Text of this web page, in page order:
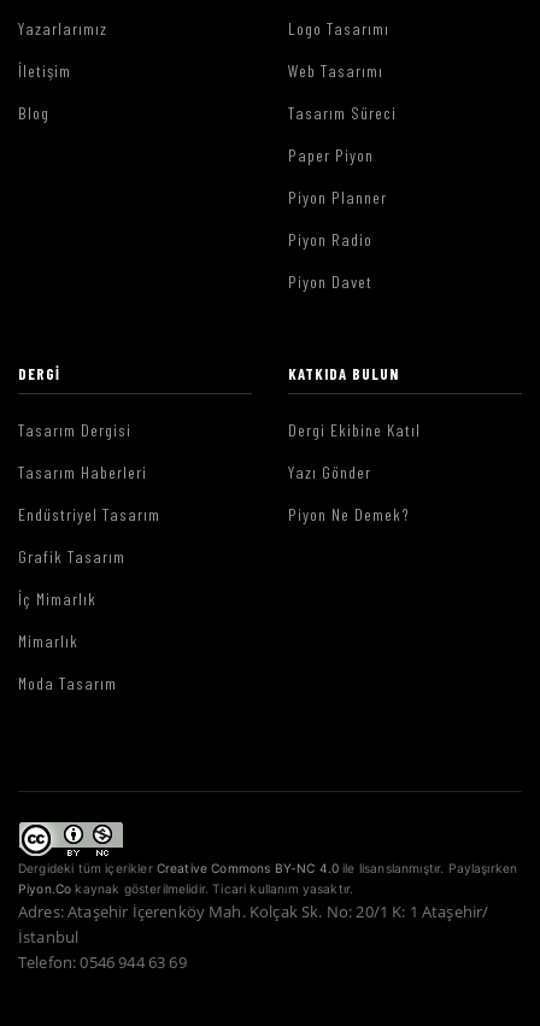
Yazarlarımız
İletişim
Blog
Logo Tasarımı
Web Tasarımı
Tasarım Süreci
Paper Piyon
Piyon Planner
Piyon Radio
Piyon Davet
DERGI
Tasarım Dergisi
Tasarım Haberleri
Endüstriyel Tasarım
Grafik Tasarım
İç Mimarlık
Mimarlık
Moda Tasarım
KATKIDA BULUN
Dergi Ekibine Katıl
Yazı Gönder
Piyon Ne Demek?
Dergideki tüm içerikler Creative Commons BY-NC 4.0 ile lisanslanmıştır. Paylaşırken
Piyon.Co kaynak gösterilmelidir. Ticari kullanım yasaktır.
Adres: Ataşehir İçerenköy Mah. Kolçak Sk. No: 20/1 K: 1 Ataşehir/
İstanbul
Telefon: 0546 944 63 69